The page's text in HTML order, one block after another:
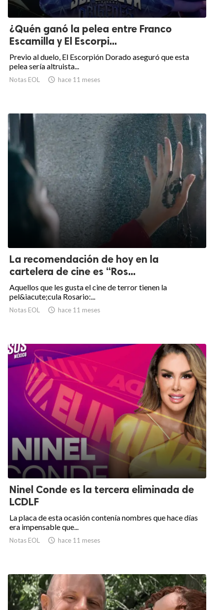
¿Quén ganó la pelea entre Franco
Escamilla y El Escorpi...
Previo al duelo, El Escorpión Dorado aseguró que esta
pelea sería altruista...
Notas EOL  hace 11 meses
La recomendación de hoy en la
cartelera de cine es “Ros...
Aquellos que les gusta el cine de terror tienen la
pel&iacute;cula Rosario:...
Notas EOL  hace 11 meses
Ninel Conde es la tercera eliminada de
LCDLF
La placa de esta ocasión contenía nombres que hace días
era impensable que...
Notas EOL  hace 11 meses